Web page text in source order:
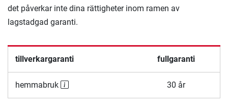
det påverkar inte dina rättigheter inom ramen av
lagstadgad garanti.
tillverkargaranti fullgaranti
hemmabruk 30 år